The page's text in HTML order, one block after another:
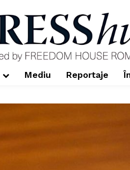
Mediu Reportaje